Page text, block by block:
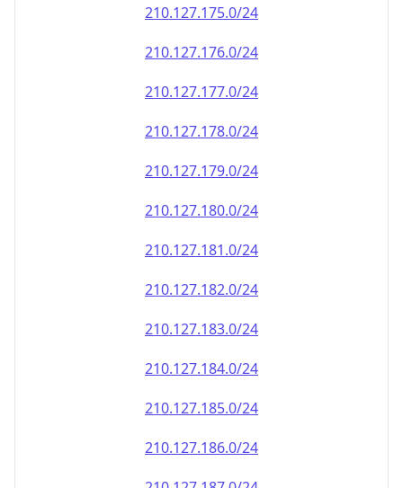
210.127.176.0/24
210.127.177.0/24
210.127.178.0/24
210.127.179.0/24
210.127.180.0/24
210.127.181.0/24
210.127.182.0/24
210.127.183.0/24
210.127.184.0/24
210.127.185.0/24
210.127.186.0/24
210.127.187.0/24